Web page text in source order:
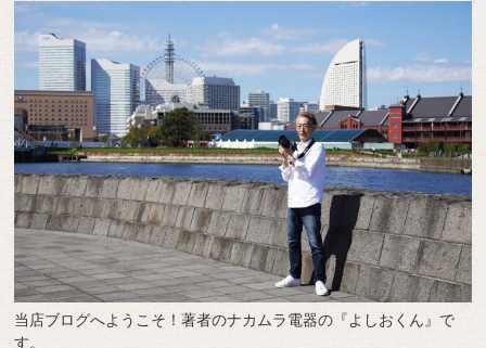
当店ブログへようこそ！著者のナカムラ電器の『よしおくん』で
す。